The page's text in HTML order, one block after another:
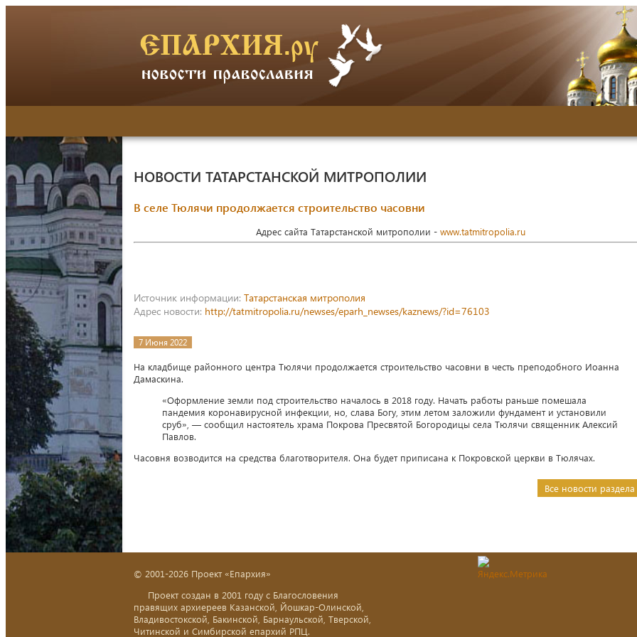
НОВОСТИ ТАТАРСТАНСКОЙ МИТРОПОЛИИ
В селе Тюлячи продолжается строительство часовни
Адрес сайта Татарстанской митрополии - www.tatmitropolia.ru
Источник информации: Татарстанская митрополия
Адрес новости: http://tatmitropolia.ru/newses/eparh_newses/kaznews/?id=76103
7 Июня 2022
На кладбище районного центра Тюлячи продолжается строительство часовни в честь преподобного Иоанна
Дамаскина.
«Оформление земли под строительство началось в 2018 году. Начать работы раньше помешала
пандемия коронавирусной инфекции, но, слава Богу, этим летом заложили фундамент и установили
сруб», — сообщил настоятель храма Покрова Пресвятой Богородицы села Тюлячи священник Алексий
Павлов.
Часовня возводится на средства благотворителя. Она будет приписана к Покровской церкви в Тюлячах.
Все новости
© 2001-2026 Проект «Епархия»
Проект создан в 2001 году с Благословения
правящих архиереев Казанской, Йошкар-Олинской,
Владивостокской, Бакинской, Барнаульской, Тверской,
Читинской и Симбирской епархий РПЦ.